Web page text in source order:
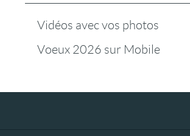
Vidéos avec vos photos
Voeux 2026 sur Mobile